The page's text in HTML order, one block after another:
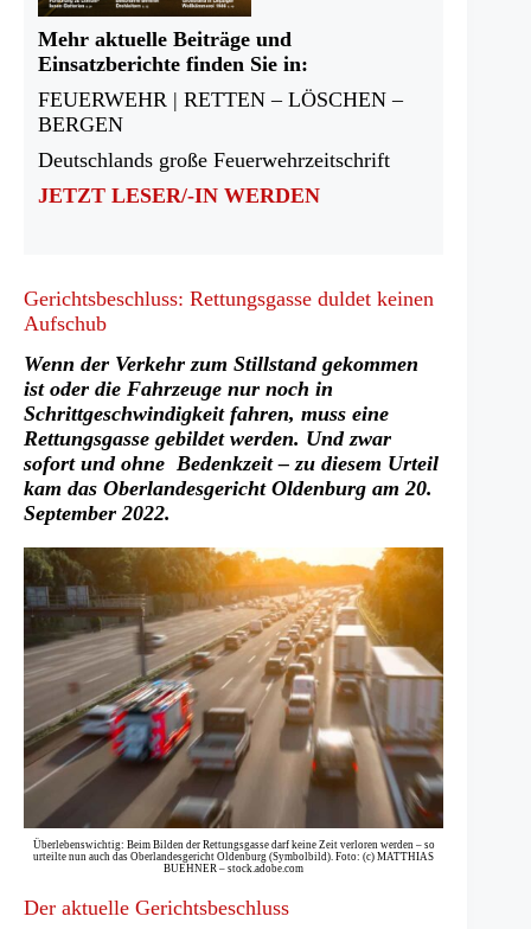
Mehr aktuelle Beiträge und
Einsatzberichte finden Sie in:
FEUERWEHR | RETTEN – LÖSCHEN –
BERGEN
Deutschlands große Feuerwehrzeitschrift
JETZT LESER/-IN WERDEN
Gerichtsbeschluss: Rettungsgasse duldet keinen
Aufschub
Wenn der Verkehr zum Stillstand gekommen
ist oder die Fahrzeuge nur noch in
Schrittgeschwindigkeit fahren, muss eine
Rettungsgasse gebildet werden. Und zwar
sofort und ohne Bedenkzeit – zu diesem Urteil
kam das Oberlandesgericht Oldenburg am 20.
September 2022.
Überlebenswichtig: Beim Bilden der Rettungsgasse darf keine Zeit verloren werden – so
urteilte nun auch das Oberlandesgericht Oldenburg (Symbolbild). Foto: (c) MATTHIAS
BUEHNER – stock.adobe.com
Der aktuelle Gerichtsbeschluss